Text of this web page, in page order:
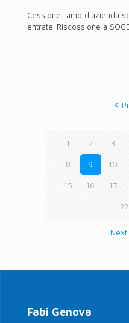
Cessione ramo d’azienda
entrate-Riscossione a
1 2 3
8 9 10
15 16 17
22
Fabi Genova